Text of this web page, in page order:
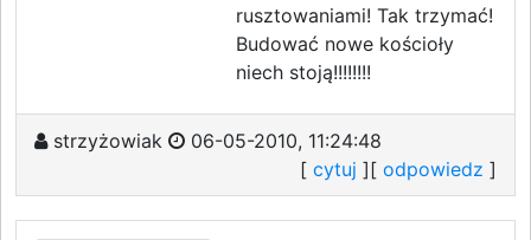
rusztowaniami! Tak trzymać!
Budować nowe kościoły
niech stoją!!!!!!!!
strzyżowiak
06-05-2010, 11:24:48
[ cytuj ][ odpowiedz ]